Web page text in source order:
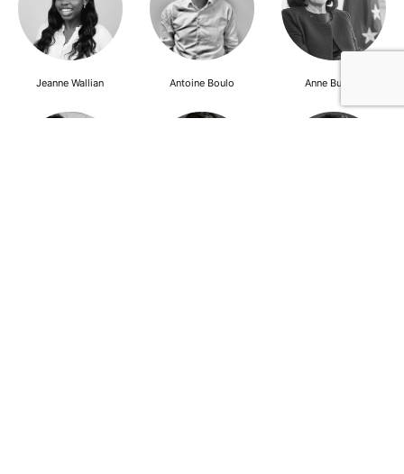
Jeanne Wallian Antoine Boulo Anne Bucher